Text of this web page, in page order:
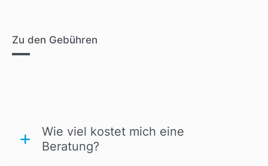
Zu den Gebühren
Wie viel kostet mich eine
Beratung?